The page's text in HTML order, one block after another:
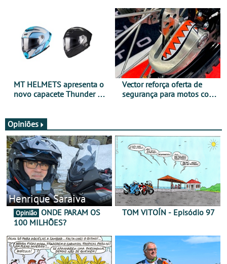
verão
MT HELMETS apresenta o
novo capacete Thunder 4 R
Vector reforça oferta de
segurança para motos com
Opiniões
Henrique Saraiva
Opinião
100 MILHÕES?
TOM VITOÍN - Episódio 97